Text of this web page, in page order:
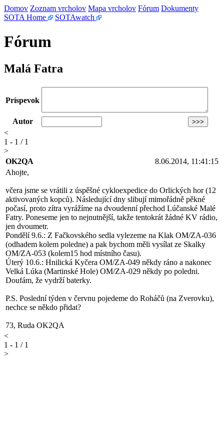
Domov Zoznam vrcholov Mapa vrcholov Fórum Dokumenty
SOTA Home
SOTAwatch
Fórum
Malá Fatra
Príspevok
Autor
<
1 - 1 / 1
>
OK2QA
8.06.2014, 11:41:15
Ahojte,
včera jsme se vrátili z úspěšné cykloexpedice do Orlických hor (12
aktivovaných kopců). Následující dny slibují mimořádně pěkné
počasí, proto zítra vyrážíme na dvoudenní přechod Lúčanské Malé
Fatry. Poneseme jen to nejnutnější, takže tentokrát žádné KV rádio,
jen dvoumetr.
Pondělí 9.6.: Z Fačkovského sedla vylezeme na Klak OM/ZA-036
(odhadem kolem poledne) a pak bychom měli vysílat ze Skalky
OM/ZA-053 (kolem15 hod místního času).
Úterý 10.6.: Hnilická Kyčera OM/ZA-049 někdy ráno a nakonec
Velká Lúka (Martinské Hole) OM/ZA-029 někdy po poledni.
Doufám, že vydrží baterky.
P.S. Poslední týden v červnu pojedeme do Roháčů (na Zverovku),
nechce se někdo přidat?
73, Ruda OK2QA
<
1 - 1 / 1
>